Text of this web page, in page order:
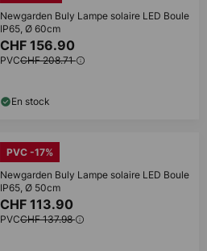
Newgarden Buly Lampe solaire LED Boule
IP65, Ø 60cm
CHF 156.90
PVCCHF 208.71
En stock
PVC -17%
Newgarden Buly Lampe solaire LED Boule
IP65, Ø 50cm
CHF 113.90
PVCCHF 137.98